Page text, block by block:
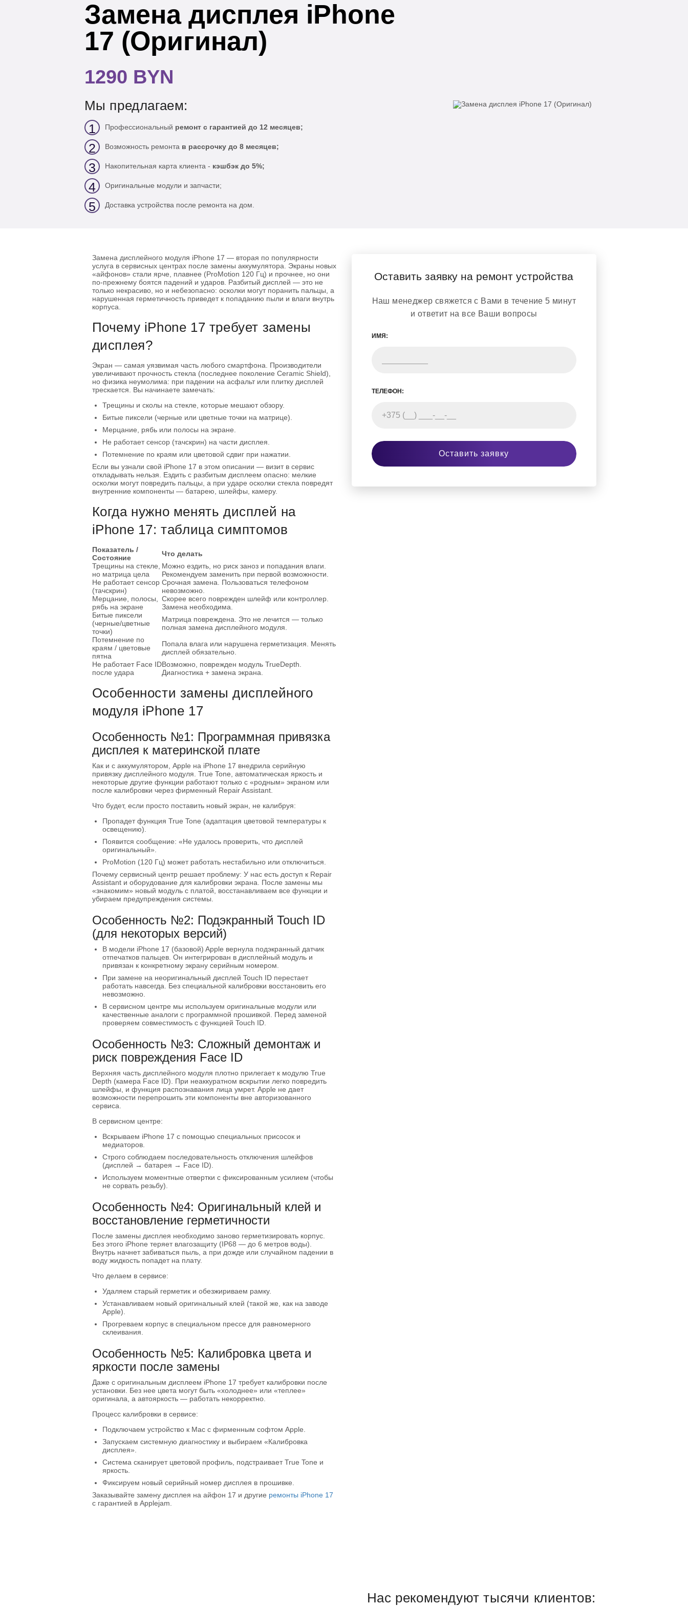
Замена дисплея iPhone
17 (Оригинал)
1290 BYN
Мы предлагаем:
1
Профессиональный ремонт с гарантией до 12 месяцев;
2 Возможность ремонта в рассрочку до 8 месяцев;
3 Накопительная карта клиента - кэшбэк до 5%;
4 Оригинальные модули и запчасти;
5 Доставка устройства после ремонта на дом.
Замена дисплейного модуля iPhone 17 — вторая по популярности
услуга в сервисных центрах после замены аккумулятора. Экраны новых
«айфонов» стали ярче, плавнее (ProMotion 120 Гц) и прочнее, но они
по-прежнему боятся падений и ударов. Разбитый дисплей — это не
только некрасиво, но и небезопасно: осколки могут поранить пальцы, а
нарушенная герметичность приведет к попаданию пыли и влаги внутрь
корпуса.
Почему iPhone 17 требует замены
дисплея?
Экран — самая уязвимая часть любого смартфона. Производители
увеличивают прочность стекла (последнее поколение Ceramic Shield),
но физика неумолима: при падении на асфальт или плитку дисплей
трескается. Вы начинаете замечать:
Трещины и сколы на стекле, которые мешают обзору.
Битые пиксели (черные или цветные точки на матрице).
Мерцание, рябь или полосы на экране.
Не работает сенсор (тачскрин) на части дисплея.
Потемнение по краям или цветовой сдвиг при нажатии.
Если вы узнали свой iPhone 17 в этом описании — визит в сервис
откладывать нельзя. Ездить с разбитым дисплеем опасно: мелкие
осколки могут повредить пальцы, а при ударе осколки стекла повредят
внутренние компоненты — батарею, шлейфы, камеру.
Когда нужно менять дисплей на
iPhone 17: таблица симптомов
Показатель /
Состояние
Что делать
Трещины на стекле,
но матрица цела
Можно ездить, но риск заноз и попадания влаги.
Рекомендуем заменить при первой возможности.
Не работает сенсор
(тачскрин)
Срочная замена. Пользоваться телефоном
невозможно.
Мерцание, полосы,
рябь на экране
Скорее всего поврежден шлейф или контроллер.
Замена необходима.
Битые пиксели
(черные/цветные
точки)
Матрица повреждена. Это не лечится — только
полная замена дисплейного модуля.
Потемнение по
краям / цветовые
пятна
Попала влага или нарушена герметизация. Менять
дисплей обязательно.
Не работает Face ID
после удара
Возможно, поврежден модуль TrueDepth.
Диагностика + замена экрана.
Особенности замены дисплейного
модуля iPhone 17
Особенность №1: Программная привязка
дисплея к материнской плате
Как и с аккумулятором, Apple на iPhone 17 внедрила серийную
привязку дисплейного модуля. True Tone, автоматическая яркость и
некоторые другие функции работают только с «родным» экраном или
после калибровки через фирменный Repair Assistant.
Что будет, если просто поставить новый экран, не калибруя:
Пропадет функция True Tone (адаптация цветовой температуры к
освещению).
Появится сообщение: «Не удалось проверить, что дисплей
оригинальный».
ProMotion (120 Гц) может работать нестабильно или отключиться.
Почему сервисный центр решает проблему: У нас есть доступ к Repair
Assistant и оборудование для калибровки экрана. После замены мы
«знакомим» новый модуль с платой, восстанавливаем все функции и
убираем предупреждения системы.
Особенность №2: Подэкранный Touch ID
(для некоторых версий)
В модели iPhone 17 (базовой) Apple вернула подэкранный датчик
отпечатков пальцев. Он интегрирован в дисплейный модуль и
привязан к конкретному экрану серийным номером.
При замене на неоригинальный дисплей Touch ID перестает
работать навсегда. Без специальной калибровки восстановить его
невозможно.
В сервисном центре мы используем оригинальные модули или
качественные аналоги с программной прошивкой. Перед заменой
проверяем совместимость с функцией Touch ID.
Особенность №3: Сложный демонтаж и
риск повреждения Face ID
Верхняя часть дисплейного модуля плотно прилегает к модулю True
Depth (камера Face ID). При неаккуратном вскрытии легко повредить
шлейфы, и функция распознавания лица умрет. Apple не дает
возможности перепрошить эти компоненты вне авторизованного
сервиса.
В сервисном центре:
Вскрываем iPhone 17 с помощью специальных присосок и
медиаторов.
Строго соблюдаем последовательность отключения шлейфов
(дисплей → батарея → Face ID).
Используем моментные отвертки с фиксированным усилием (чтобы
не сорвать резьбу).
Особенность №4: Оригинальный клей и
восстановление герметичности
После замены дисплея необходимо заново герметизировать корпус.
Без этого iPhone теряет влагозащиту (IP68 — до 6 метров воды).
Внутрь начнет забиваться пыль, а при дожде или случайном падении в
воду жидкость попадет на плату.
Что делаем в сервисе:
Удаляем старый герметик и обезжириваем рамку.
Устанавливаем новый оригинальный клей (такой же, как на заводе
Apple).
Прогреваем корпус в специальном прессе для равномерного
склеивания.
Особенность №5: Калибровка цвета и
яркости после замены
Даже с оригинальным дисплеем iPhone 17 требует калибровки после
установки. Без нее цвета могут быть «холоднее» или «теплее»
оригинала, а автояркость — работать некорректно.
Процесс калибровки в сервисе:
Подключаем устройство к Mac с фирменным софтом Apple.
Запускаем системную диагностику и выбираем «Калибровка
дисплея».
Система сканирует цветовой профиль, подстраивает True Tone и
яркость.
Фиксируем новый серийный номер дисплея в прошивке.
Заказывайте замену дисплея на айфон 17 и другие ремонты iPhone 17
с гарантией в Applejam.
Оставить заявку на ремонт устройства
Наш менеджер свяжется с Вами в течение 5 минут
и ответит на все Ваши вопросы
ИМЯ:
ТЕЛЕФОН:
Оставить заявку
Нас рекомендуют тысячи клиентов: